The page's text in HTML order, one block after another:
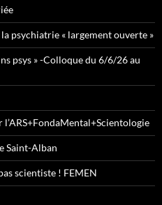
psychiatrie « largement ouverte »
psys » -Colloque du 6/6/26 au
Saint-Alban
scientiste ! FEMEN